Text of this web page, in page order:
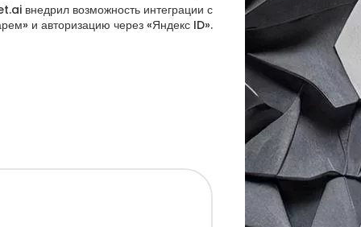
внедрил возможность интеграции с
и авторизацию через «Яндекс ID».